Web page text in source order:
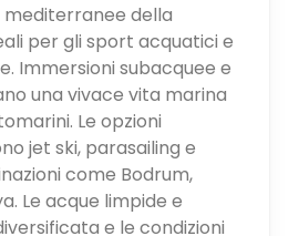
mediterranee della
per gli sport acquatici e
Immersioni subacquee e
una vivace vita marina
Le opzioni
jet ski, parasailing e
come Bodrum,
Le acque limpide e
e le condizioni